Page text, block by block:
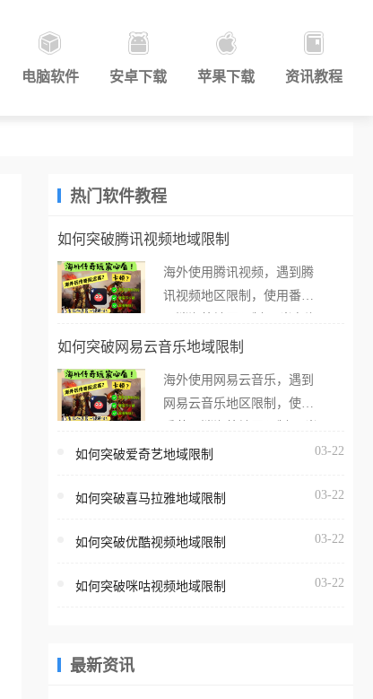
电脑软件 安卓下载 苹果下载 资讯教程
热门软件教程
如何突破腾讯视频地域限制
海外使用腾讯视频，遇到腾
讯视频地区限制，使用番茄
外打开腾讯视频，却突然弹
地区无法播放”的提示语。
海外用户如香港、澳门、台
亚、欧洲等国家和地区时，
台一样，出现地区及版权限
地区播放。 遇到这个问题的
如何突破网易云音乐地域限制
海外使用网易云音乐，遇到
网易云音乐地区限制，使用
在海外打开网易云音乐，却
所在的地区无法播放”的提示
门、台湾、美国、加拿大、
区时，网易云音乐也会像其
如何突破爱奇艺地域限制 03-22
如何突破喜马拉雅地域限制 03-22
如何突破优酷视频地域限制 03-22
如何突破咪咕视频地域限制 03-22
最新资讯